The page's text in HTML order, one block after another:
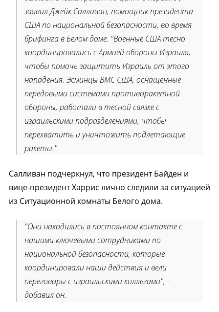
заявил Джейк Салливан, помощник президента
США по национальной безопасности, во время
брифинга в Белом доме. "Военные США тесно
координировались с Армией обороны Израиля,
чтобы помочь защитить Израиль от этого
нападения. Эсминцы ВМС США, оснащенные
передовыми системами противоракетной
обороны, работали в тесной связке с
израильскими подразделениями, чтобы
перехватить и уничтожить подлетающие
ракеты."
Салливан подчеркнул, что президент Байден и
вице-президент Харрис лично следили за ситуацией
из Ситуационной комнаты Белого дома.
"Они находились в постоянном контакте с
нашими ключевыми сотрудниками по
национальной безопасности, которые
координировали наши действия и вели
переговоры с израильскими коллегами", -
добавил он.